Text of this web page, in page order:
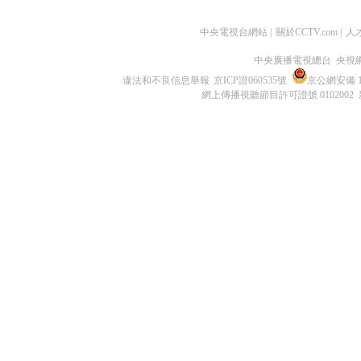
中央電視台網站 關於CCTV.com 人
中央廣播電視總台 央視
違法和不良信息舉報 京ICP證060535號
京公網安備
網上傳播視聽節目許可證號 0102002